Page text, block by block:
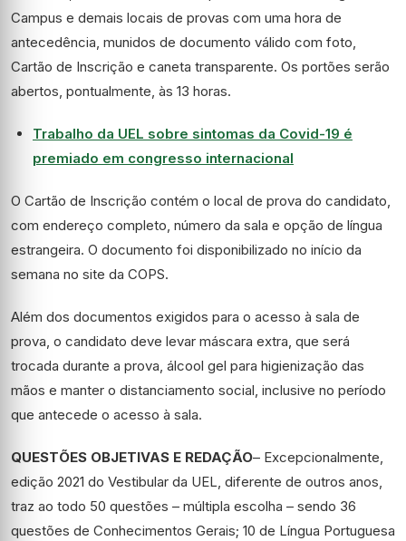
Campus e demais locais de provas com uma hora de
antecedência, munidos de documento válido com foto,
Cartão de Inscrição e caneta transparente. Os portões serão
abertos, pontualmente, às 13 horas.
Trabalho da UEL sobre sintomas da Covid-19 é
premiado em congresso internacional
O Cartão de Inscrição contém o local de prova do candidato,
com endereço completo, número da sala e opção de língua
estrangeira. O documento foi disponibilizado no início da
semana no site da COPS.
Além dos documentos exigidos para o acesso à sala de
prova, o candidato deve levar máscara extra, que será
trocada durante a prova, álcool gel para higienização das
mãos e manter o distanciamento social, inclusive no período
que antecede o acesso à sala.
QUESTÕES OBJETIVAS E REDAÇÃO– Excepcionalmente,
edição 2021 do Vestibular da UEL, diferente de outros anos,
traz ao todo 50 questões – múltipla escolha – sendo 36
questões de Conhecimentos Gerais; 10 de Língua Portuguesa